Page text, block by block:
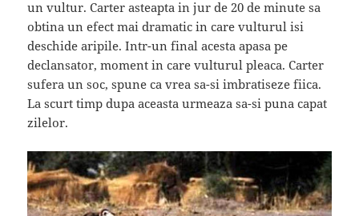
un vultur. Carter asteapta in jur de 20 de minute sa
obtina un efect mai dramatic in care vulturul isi
deschide aripile. Intr-un final acesta apasa pe
declansator, moment in care vulturul pleaca. Carter
sufera un soc, spune ca vrea sa-si imbratiseze fiica.
La scurt timp dupa aceasta urmeaza sa-si puna capat
zilelor.